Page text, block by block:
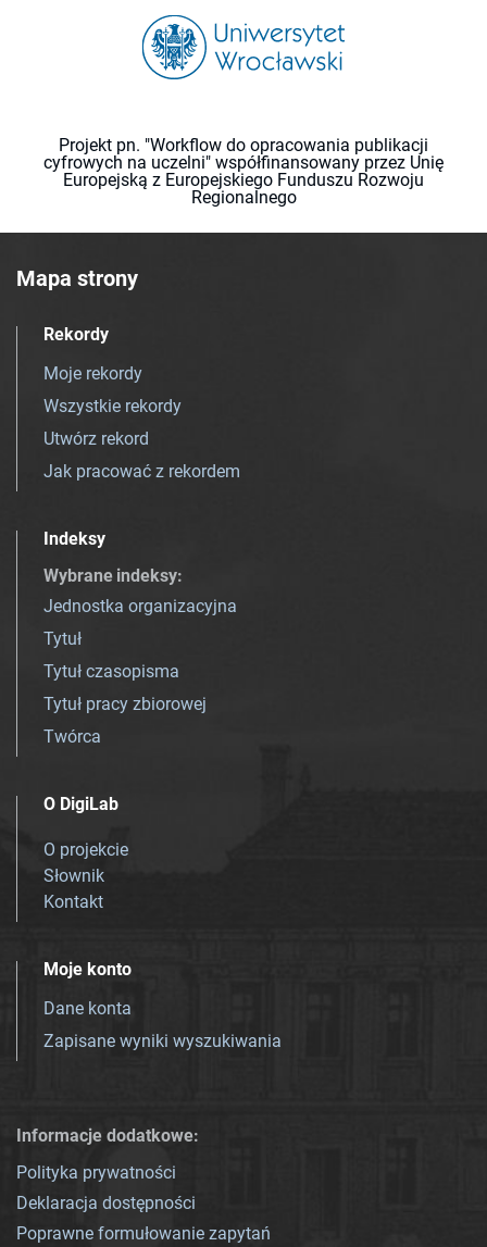
Projekt pn. "Workflow do opracowania publikacji
cyfrowych na uczelni" współfinansowany przez Unię
Europejską z Europejskiego Funduszu Rozwoju
Regionalnego
Mapa strony
Rekordy
Moje rekordy
Wszystkie rekordy
Utwórz rekord
Jak pracować z rekordem
Indeksy
Wybrane indeksy:
Jednostka organizacyjna
Tytuł
Tytuł czasopisma
Tytuł pracy zbiorowej
Twórca
O DigiLab
O projekcie
Słownik
Kontakt
Moje konto
Dane konta
Zapisane wyniki wyszukiwania
Informacje dodatkowe:
Polityka prywatności
Deklaracja dostępności
Poprawne formułowanie zapytań